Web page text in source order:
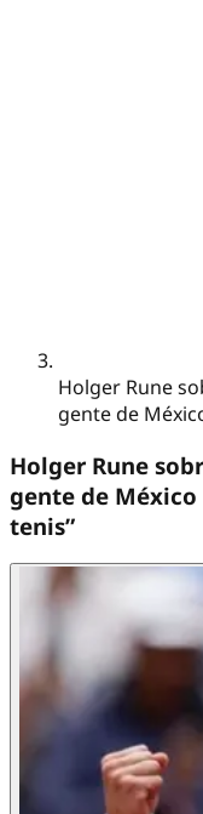
Holger Rune
gente de
Holger Rune
gente de
tenis”